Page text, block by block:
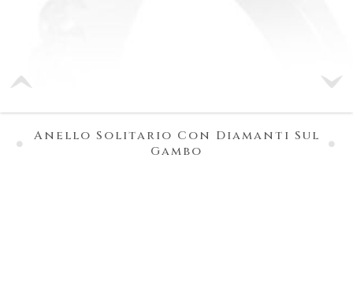
Anello Solitario Con Diamanti Sul
Gambo